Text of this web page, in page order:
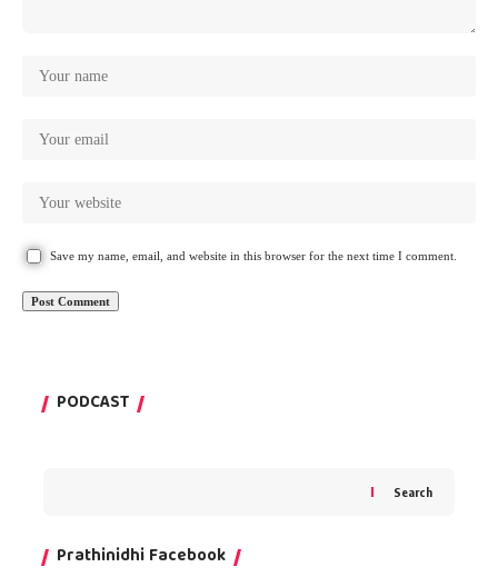
Save my name, email, and website in this browser for the next time I comment.
PODCAST
Search
Prathinidhi Facebook